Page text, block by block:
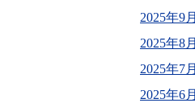
2025年9月
2025年8月
2025年7月
2025年6月